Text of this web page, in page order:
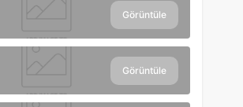
Görüntüle
Görüntüle